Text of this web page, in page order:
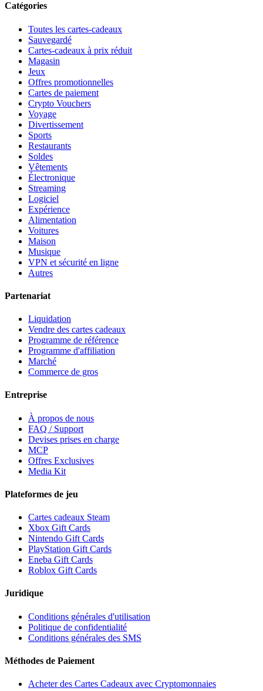
Catégories
Toutes les cartes-cadeaux
Sauvegardé
Cartes-cadeaux à prix réduit
Magasin
Jeux
Offres promotionnelles
Cartes de paiement
Crypto Vouchers
Voyage
Divertissement
Sports
Restaurants
Soldes
Vêtements
Électronique
Streaming
Logiciel
Expérience
Alimentation
Voitures
Maison
Musique
VPN et sécurité en ligne
Autres
Partenariat
Liquidation
Vendre des cartes cadeaux
Programme de référence
Programme d'affiliation
Marché
Commerce de gros
Entreprise
À propos de nous
FAQ / Support
Devises prises en charge
MCP
Offres Exclusives
Media Kit
Plateformes de jeu
Cartes cadeaux Steam
Xbox Gift Cards
Nintendo Gift Cards
PlayStation Gift Cards
Eneba Gift Cards
Roblox Gift Cards
Juridique
Conditions générales d'utilisation
Politique de confidentialité
Conditions générales des SMS
Méthodes de Paiement
Acheter des Cartes Cadeaux avec Cryptomonnaies